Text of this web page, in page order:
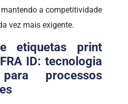
a competitividade
vez mais exigente.
etiquetas print
ID: tecnologia
processos